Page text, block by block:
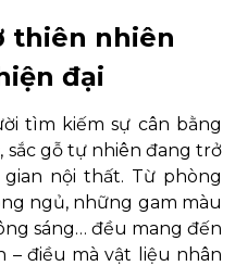
thiên nhiên
đại
tìm kiếm sự cân bằng
sắc gỗ tự nhiên đang trở
nội thất. Từ phòng
ngủ, những gam màu
sáng… đều mang đến
– điều mà vật liệu nhân